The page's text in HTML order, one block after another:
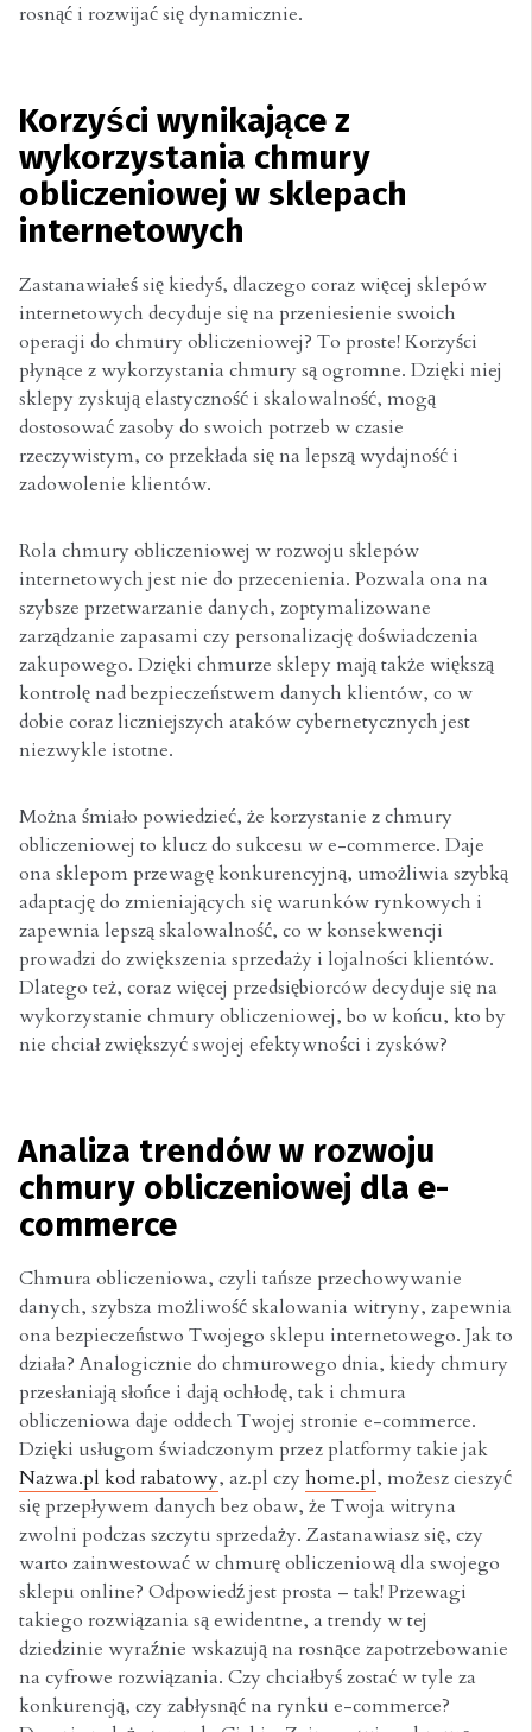
rosnąć i rozwijać się dynamicznie.
Korzyści wynikające z
wykorzystania chmury
obliczeniowej w sklepach
internetowych
Zastanawiałeś się kiedyś, dlaczego coraz więcej sklepów
internetowych decyduje się na przeniesienie swoich
operacji do chmury obliczeniowej? To proste! Korzyści
płynące z wykorzystania chmury są ogromne. Dzięki niej
sklepy zyskują elastyczność i skalowalność, mogą
dostosować zasoby do swoich potrzeb w czasie
rzeczywistym, co przekłada się na lepszą wydajność i
zadowolenie klientów.
Rola chmury obliczeniowej w rozwoju sklepów
internetowych jest nie do przecenienia. Pozwala ona na
szybsze przetwarzanie danych, zoptymalizowane
zarządzanie zapasami czy personalizację doświadczenia
zakupowego. Dzięki chmurze sklepy mają także większą
kontrolę nad bezpieczeństwem danych klientów, co w
dobie coraz liczniejszych ataków cybernetycznych jest
niezwykle istotne.
Można śmiało powiedzieć, że korzystanie z chmury
obliczeniowej to klucz do sukcesu w e-commerce. Daje
ona sklepom przewagę konkurencyjną, umożliwia szybką
adaptację do zmieniających się warunków rynkowych i
zapewnia lepszą skalowalność, co w konsekwencji
prowadzi do zwiększenia sprzedaży i lojalności klientów.
Dlatego też, coraz więcej przedsiębiorców decyduje się na
wykorzystanie chmury obliczeniowej, bo w końcu, kto by
nie chciał zwiększyć swojej efektywności i zysków?
Analiza trendów w rozwoju
chmury obliczeniowej dla e-
commerce
Chmura obliczeniowa, czyli tańsze przechowywanie
danych, szybsza możliwość skalowania witryny, zapewnia
ona bezpieczeństwo Twojego sklepu internetowego. Jak to
działa? Analogicznie do chmurowego dnia, kiedy chmury
przesłaniają słońce i dają ochłodę, tak i chmura
obliczeniowa daje oddech Twojej stronie e-commerce.
Dzięki usługom świadczonym przez platformy takie jak
Nazwa.pl kod rabatowy, az.pl czyhome.pl, możesz cieszyć
się przepływem danych bez obaw, że Twoja witryna
zwolni podczas szczytu sprzedaży. Zastanawiasz się, czy
warto zainwestować w chmurę obliczeniową dla swojego
sklepu online? Odpowiedź jest prosta – tak! Przewagi
takiego rozwiązania są ewidentne, a trendy w tej
dziedzinie wyraźnie wskazują na rosnące zapotrzebowanie
na cyfrowe rozwiązania. Czy chciałbyś zostać w tyle za
konkurencją, czy zabłysnąć na rynku e-commerce?